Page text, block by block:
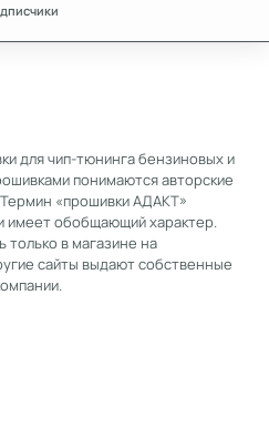
для чип-тюнинга бензиновых и
понимаются авторские
«прошивки АДАКТ»
имеет обобщающий характер.
в магазине на
сайты выдают собственные